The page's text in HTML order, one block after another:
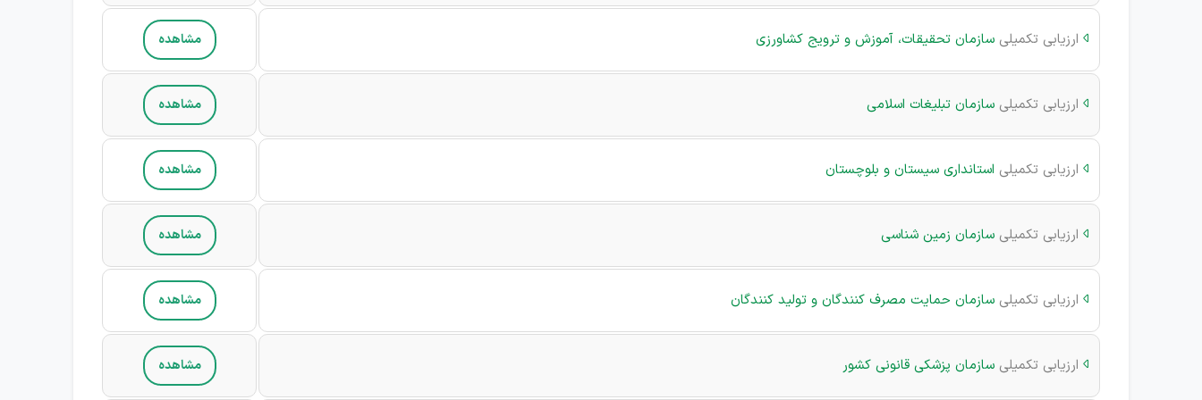
 ارزیابی تکمیلی سازمان تحقیقات، آموزش و ترویج کشاورزی مشاهده
 ارزیابی تکمیلی سازمان تبلیغات اسلامی مشاهده
 ارزیابی تکمیلی استانداری سیستان و بلوچستان مشاهده
 ارزیابی تکمیلی سازمان زمین شناسی مشاهده
 ارزیابی تکمیلی سازمان حمایت مصرف کنندگان و تولید کنندگان مشاهده
 ارزیابی تکمیلی سازمان پزشکی قانونی کشور مشاهده